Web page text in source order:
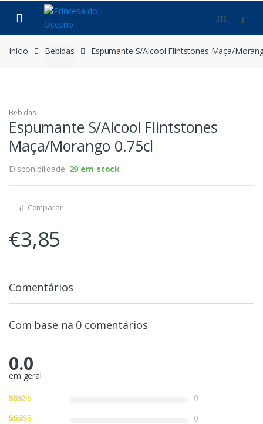
navegação
o
conteúdo
Início Bebidas Espumante S/Alcool Flintstones Maça/
Bebidas
Espumante S/Alcool Flintstones
Maça/Morango 0.75cl
Disponibilidade: 29 em stock
Comparar
€3,85
Comentários
Com base na 0 comentários
0.0
em geral
0
0